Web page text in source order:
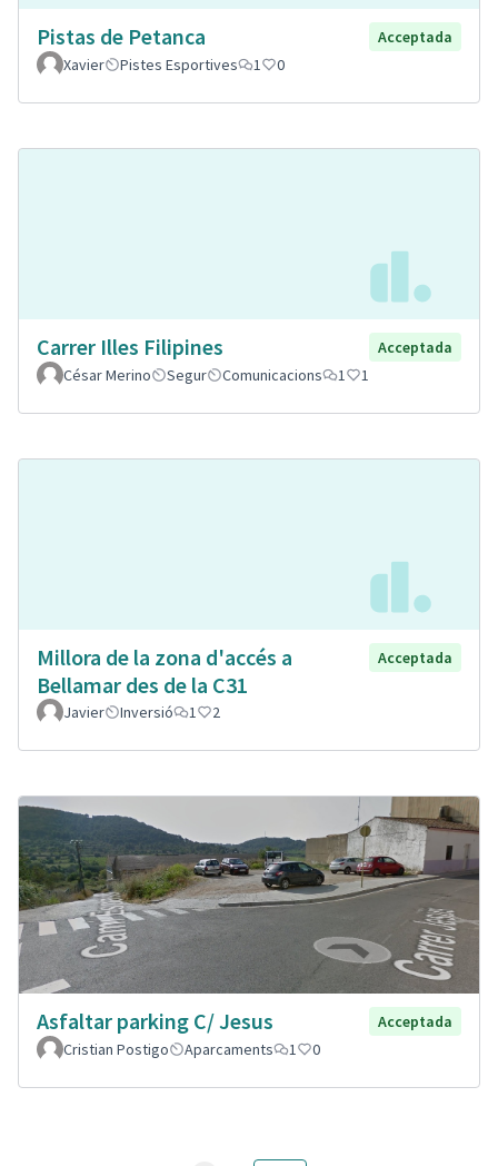
Pistas de Petanca
Acceptada
Xavier
Pistes Esportives 1 0
Carrer Illes Filipines
Acceptada
César Merino
Segur Comunicacions 1 1
Millora de la zona d'accés a
Bellamar des de la C31
Acceptada
Javier Inversió 1 2
Asfaltar parking C/ Jesus
Acceptada
Cristian Postigo
Aparcaments 1 0